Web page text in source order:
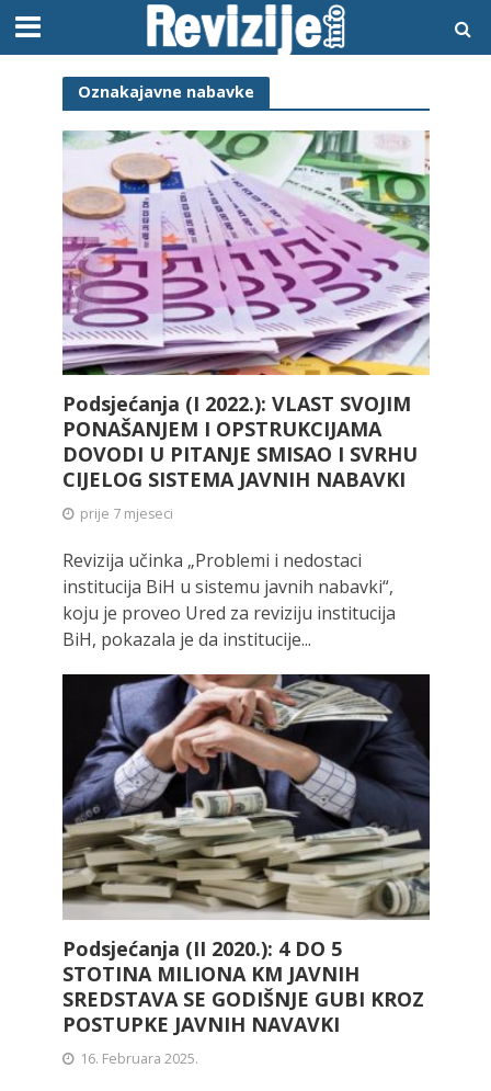
Oznakajavne nabavke
Podsjećanja (I 2022.): VLAST SVOJIM
PONAŠANJEM I OPSTRUKCIJAMA
DOVODI U PITANJE SMISAO I SVRHU
CIJELOG SISTEMA JAVNIH NABAVKI
prije 7 mjeseci
Revizija učinka „Problemi i nedostaci
institucija BiH u sistemu javnih nabavki“,
koju je proveo Ured za reviziju institucija
BiH, pokazala je da institucije...
Podsjećanja (II 2020.): 4 DO 5
STOTINA MILIONA KM JAVNIH
SREDSTAVA SE GODIŠNJE GUBI KROZ
POSTUPKE JAVNIH NAVAVKI
16. Februara 2025.